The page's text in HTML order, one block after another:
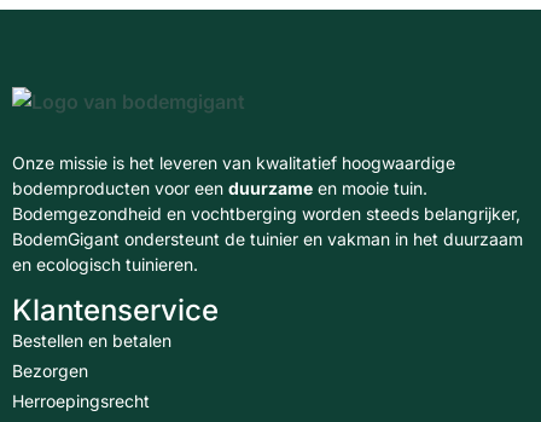
Onze missie is het leveren van kwalitatief hoogwaardige
bodemproducten voor een duurzame en mooie tuin.
Bodemgezondheid en vochtberging worden steeds belangrijker,
BodemGigant ondersteunt de tuinier en vakman in het duurzaam
en ecologisch tuinieren.
Klantenservice
Bestellen en betalen
Bezorgen
Herroepingsrecht